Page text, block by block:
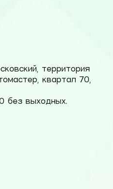
территория
квартал 70,
без выходных.